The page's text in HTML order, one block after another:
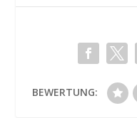
BEWERTUNG: